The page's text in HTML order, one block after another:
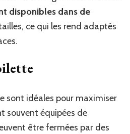
disponibles dans de
ce qui les rend adaptés
sont idéales pour maximiser
souvent équipées de
être fermées par des